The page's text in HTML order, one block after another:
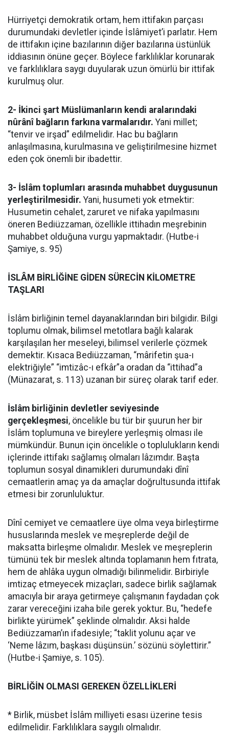
Hürriyetçi demokratik ortam, hem ittifakın parçası
durumundaki devletler içinde İslâmiyet’i parlatır. Hem
de ittifakın içine bazılarının diğer bazılarına üstünlük
iddiasının önüne geçer. Böylece farklılıklar korunarak
ve farklılıklara saygı duyularak uzun ömürlü bir ittifak
kurulmuş olur.
2- İkinci şart Müslümanların kendi aralarındaki
nûrânî bağların farkına varmalarıdır. Yani millet;
“tenvir ve irşad” edilmelidir. Hac bu bağların
anlaşılmasına, kurulmasına ve geliştirilmesine hizmet
eden çok önemli bir ibadettir.
3- İslâm toplumları arasında muhabbet duygusunun
yerleştirilmesidir. Yani, husumeti yok etmektir:
Husumetin cehalet, zaruret ve nifaka yapılmasını
öneren Bediüzzaman, özellikle ittihadın meşrebinin
muhabbet olduğuna vurgu yapmaktadır. (Hutbe-i
Şamiye, s. 95)
İSLÂM BİRLİĞİNE GİDEN SÜRECİN KİLOMETRE
TAŞLARI
İslâm birliğinin temel dayanaklarından biri bilgidir. Bilgi
toplumu olmak, bilimsel metotlara bağlı kalarak
karşılaşılan her meseleyi, bilimsel verilerle çözmek
demektir. Kısaca Bediüzzaman, “mârifetin şua-ı
elektriğiyle” “imtizâc-ı efkâr”a oradan da “ittihad”a
(Münazarat, s. 113) uzanan bir süreç olarak tarif eder.
İslâm birliğinin devletler seviyesinde
gerçekleşmesi, öncelikle bu tür bir şuurun her bir
İslâm toplumuna ve bireylere yerleşmiş olması ile
mümkündür. Bunun için öncelikle o toplulukların kendi
içlerinde ittifakı sağlamış olmaları lâzımdır. Başta
toplumun sosyal dinamikleri durumundaki dînî
cemaatlerin amaç ya da amaçlar doğrultusunda ittifak
etmesi bir zorunluluktur.
Dînî cemiyet ve cemaatlere üye olma veya birleştirme
hususlarında meslek ve meşreplerde değil de
maksatta birleşme olmalıdır. Meslek ve meşreplerin
tümünü tek bir meslek altında toplamanın hem fıtrata,
hem de ahlâka uygun olmadığı bilinmelidir. Birbiriyle
imtizaç etmeyecek mizaçları, sadece birlik sağlamak
amacıyla bir araya getirmeye çalışmanın faydadan çok
zarar vereceğini izaha bile gerek yoktur. Bu, “hedefe
birlikte yürümek” şeklinde olmalıdır. Aksi halde
Bediüzzaman’ın ifadesiyle; “taklit yolunu açar ve
‘Neme lâzım, başkası düşünsün.’ sözünü söylettirir.”
(Hutbe-i Şamiye, s. 105).
BİRLİĞİN OLMASI GEREKEN ÖZELLİKLERİ
* Birlik, müsbet İslâm milliyeti esası üzerine tesis
edilmelidir. Farklılıklara saygılı olmalıdır.